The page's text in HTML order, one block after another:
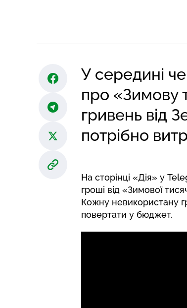
У середині
про «Зимову
гривень від
потрібно
На сторінці «Дія» у
гроші від «Зимової
Кожну невикористану
повертати у бюджет.